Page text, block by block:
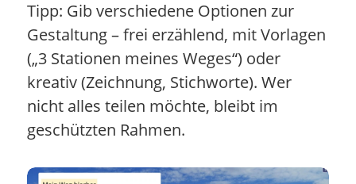
Tipp: Gib verschiedene Optionen zur
Gestaltung – frei erzählend, mit Vorlagen
(„3 Stationen meines Weges“) oder
kreativ (Zeichnung, Stichworte). Wer
nicht alles teilen möchte, bleibt im
geschützten Rahmen.